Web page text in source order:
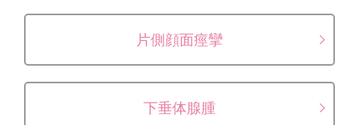
片側顔面痙攣
下垂体腺腫